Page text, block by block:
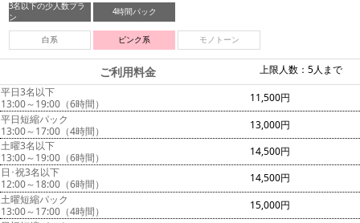
3名以下の少人数プラ
ン
4時間パック
白系 ピンク系 モノトーン
上限人数：5人まで
ご利用料金
平日3名以下
13:00～19:00（6時間）
11,500円
平日短縮パック
13:00～17:00（4時間）
13,000円
土曜3名以下
13:00～19:00（6時間）
14,500円
日･祝3名以下
12:00～18:00（6時間）
14,500円
土曜短縮パック
13:00～17:00（4時間）
15,000円